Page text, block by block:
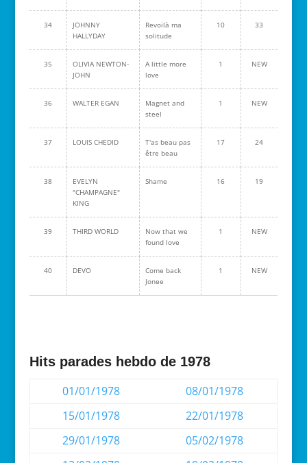
34
JOHNNY
HALLYDAY
Revoilà ma
solitude
10 33
35
OLIVIA NEWTON-
JOHN
A little more
love
1 NEW
36 WALTER EGAN
Magnet and
steel
1 NEW
37 LOUIS CHEDID
T'as beau pas
être beau
17 24
38
EVELYN
"CHAMPAGNE"
KING
Shame 16 19
39 THIRD WORLD
Now that we
found love
1 NEW
40 DEVO
Come back
Jonee
1 NEW
Hits parades hebdo de 1978
01/01/1978
08/01/1978
15/01/1978
22/01/1978
29/01/1978
05/02/1978